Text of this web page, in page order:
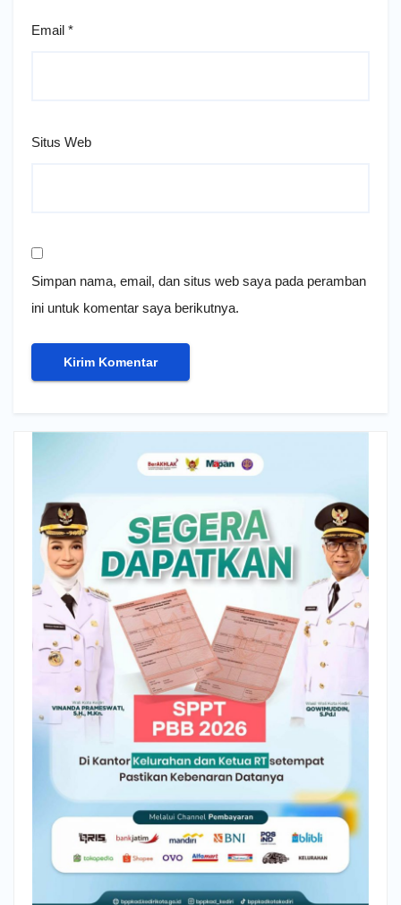
Email *
Situs Web
Simpan nama, email, dan situs web saya pada peramban
ini untuk komentar saya berikutnya.